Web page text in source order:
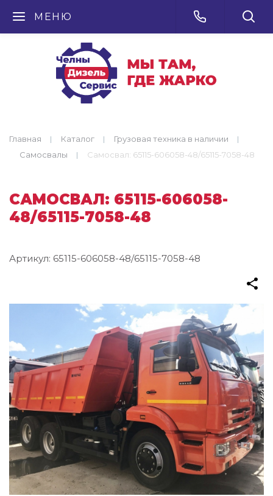
МЕНЮ
Главная Каталог
Грузовая техника в наличии
Самосвалы
Самосвал: 65115-606058-48/65115-7058-48
САМОСВАЛ: 65115-606058-
48/65115-7058-48
Артикул: 65115-606058-48/65115-7058-48